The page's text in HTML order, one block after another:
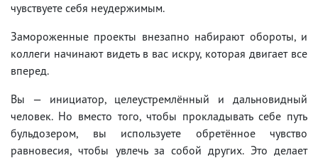
чувствуете себя неудержимым.
Замороженные проекты внезапно набирают обороты, и
коллеги начинают видеть в вас искру, которая двигает все
вперед.
Вы — инициатор, целеустремлённый и дальновидный
человек. Но вместо того, чтобы прокладывать себе путь
бульдозером, вы используете обретённое чувство
равновесия, чтобы увлечь за собой других. Это делает